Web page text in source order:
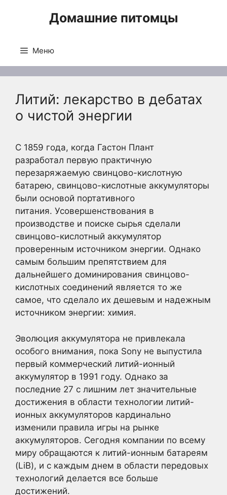
Домашние питомцы
Меню
Литий: лекарство в дебатах
о чистой энергии
С 1859 года, когда Гастон Плант
разработал первую практичную
перезаряжаемую свинцово-кислотную
батарею, свинцово-кислотные аккумуляторы
были основой портативного
питания. Усовершенствования в
производстве и поиске сырья сделали
свинцово-кислотный аккумулятор
проверенным источником энергии. Однако
самым большим препятствием для
дальнейшего доминирования свинцово-
кислотных соединений является то же
самое, что сделало их дешевым и надежным
источником энергии: химия.
Эволюция аккумулятора не привлекала
особого внимания, пока Sony не выпустила
первый коммерческий литий-ионный
аккумулятор в 1991 году. Однако за
последние 27 с лишним лет значительные
достижения в области технологии литий-
ионных аккумуляторов кардинально
изменили правила игры на рынке
аккумуляторов. Сегодня компании по всему
миру обращаются к литий-ионным батареям
(LiB), и с каждым днем в области передовых
технологий делается все больше
достижений.